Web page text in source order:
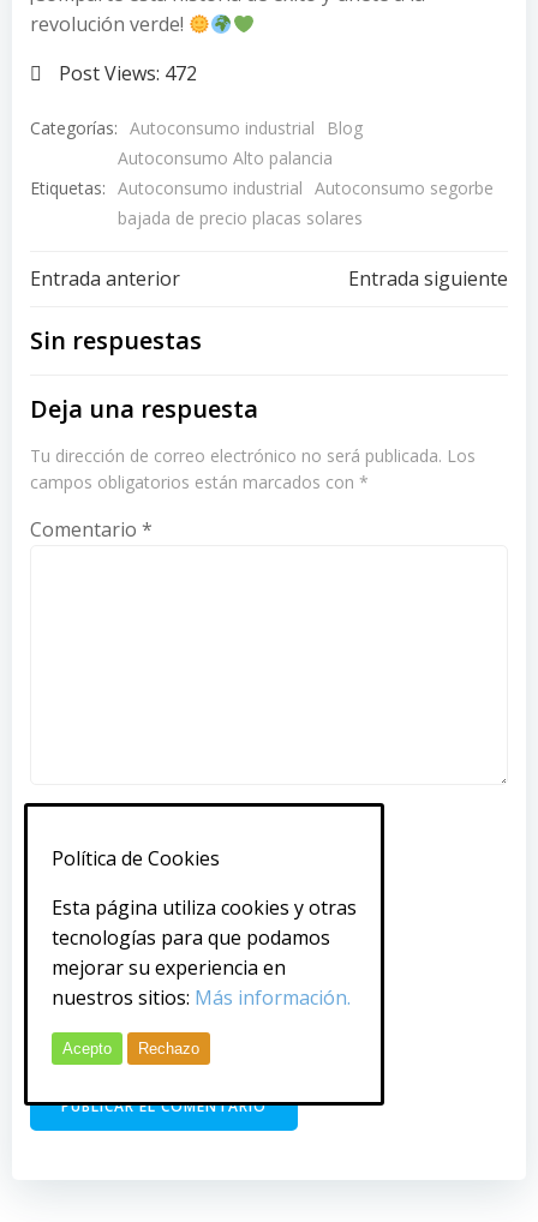
revolución verde!
Post Views: 472
Categorías: Autoconsumo industrial Blog
Etiquetas:
Autoconsumo Alto palancia
Autoconsumo industrial Autoconsumo segorbe
bajada de precio placas solares
Navegación
de
entradas
Entrada anterior
Navegación
Entrada siguiente
Sin respuestas
Deja una respuesta
Tu dirección de correo electrónico no será publicada. Los
campos obligatorios están marcados con *
Comentario *
Correo electrónico*
Web
Política de Cookies
Esta página utiliza cookies y otras
tecnologías para que podamos
mejorar su experiencia en
nuestros sitios: Más información.
Acepto Rechazo